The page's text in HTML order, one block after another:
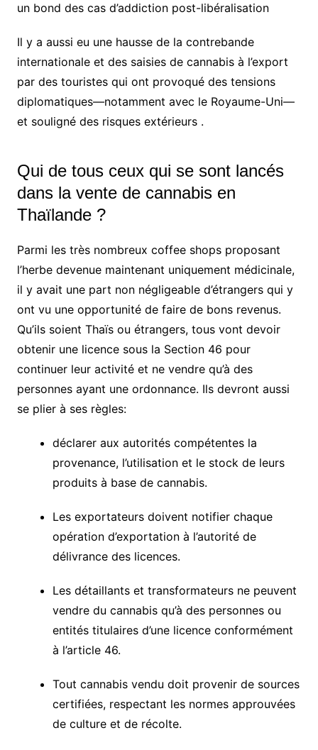
un bond des cas d’addiction post-libéralisation
Il y a aussi eu une hausse de la contrebande
internationale et des saisies de cannabis à l’export
par des touristes qui ont provoqué des tensions
diplomatiques—notamment avec le Royaume-Uni—
et souligné des risques extérieurs.
Qui de tous ceux qui se sont lancés
dans la vente de cannabis en
Thaïlande ?
Parmi les très nombreux coffee shops proposant
l’herbe devenue maintenant uniquement médicinale,
il y avait une part non négligeable d’étrangers qui y
ont vu une opportunité de faire de bons revenus.
Qu’ils soient Thaïs ou étrangers, tous vont devoir
obtenir une licence sous la Section 46 pour
continuer leur activité et ne vendre qu’à des
personnes ayant une ordonnance. Ils devront aussi
se plier à ses règles:
déclarer aux autorités compétentes la
provenance, l’utilisation et le stock de leurs
produits à base de cannabis.
Les exportateurs doivent notifier chaque
opération d’exportation à l’autorité de
délivrance des licences.
Les détaillants et transformateurs ne peuvent
vendre du cannabis qu’à des personnes ou
entités titulaires d’une licence conformément
à l’article 46.
Tout cannabis vendu doit provenir de sources
certifiées, respectant les normes approuvées
de culture et de récolte.